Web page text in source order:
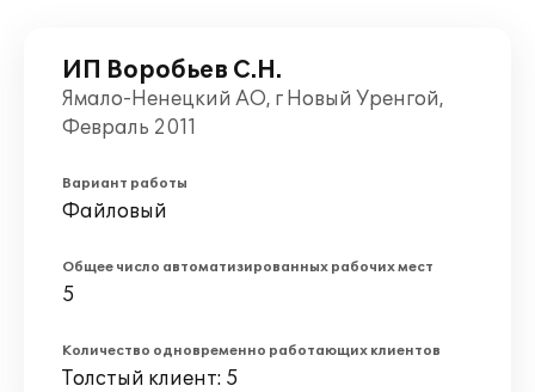
ИП Воробьев С.Н.
Ямало-Ненецкий АО, г Новый Уренгой,
Февраль 2011
Вариант работы
Файловый
Общее число автоматизированных рабочих мест
5
Количество одновременно работающих клиентов
Толстый клиент: 5